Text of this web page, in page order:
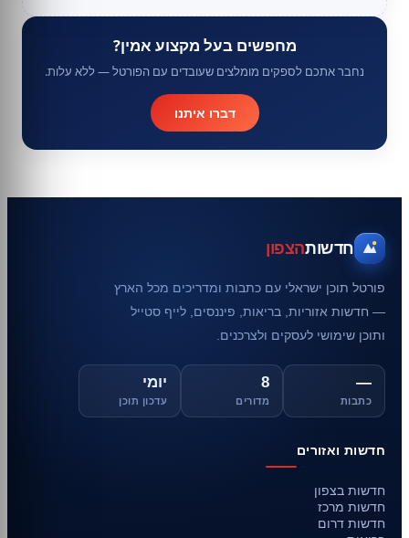
מחפשים בעל מקצוע אמין?
נחבר אתכם לספקים מומלצים שעובדים עם הפורטל — ללא עלות.
דברו איתנו
חדשותהצפון
פורטל תוכן ישראלי עם כתבות ומדריכים מכל הארץ
— חדשות אזוריות, בריאות, פיננסים, לייף סטייל
ותוכן שימושי לעסקים ולצרכנים.
—
כתבות
8
מדורים
יומי
עדכון תוכן
חדשות ואזורים
חדשות בצפון
חדשות מרכז
חדשות דרום